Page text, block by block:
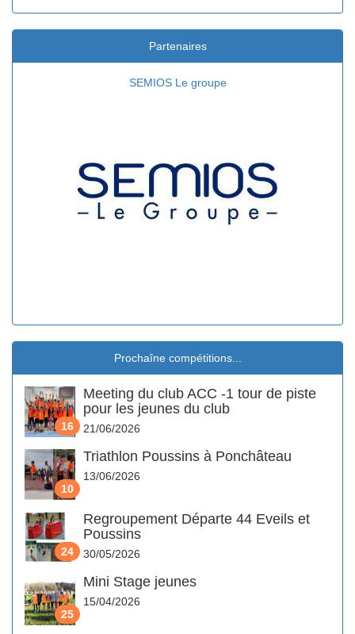
Partenaires
SEMIOS Le groupe
Prochaîne compétitions...
16
Meeting du club ACC -1 tour de piste
pour les jeunes du club
21/06/2026
10
Triathlon Poussins à Ponchâteau
13/06/2026
24
Regroupement Départe 44 Eveils et
Poussins
30/05/2026
25
Mini Stage jeunes
15/04/2026